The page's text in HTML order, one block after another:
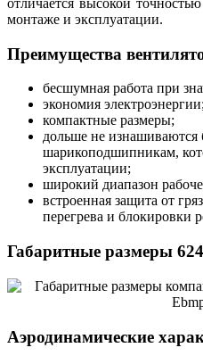
отличается высокой
монтаже и эксплуатации.
Преимущества
бесшумная работа при
экономия
компактные размеры;
дольше не изнашиваются
шарикоподшипникам,
эксплуатации;
широкий диапазон
встроенная защита от
перегрева и блокировки
Габаритные размеры
Аэродинамические